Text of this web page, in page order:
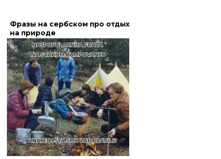
Фразы на сербском про отдых
на природе